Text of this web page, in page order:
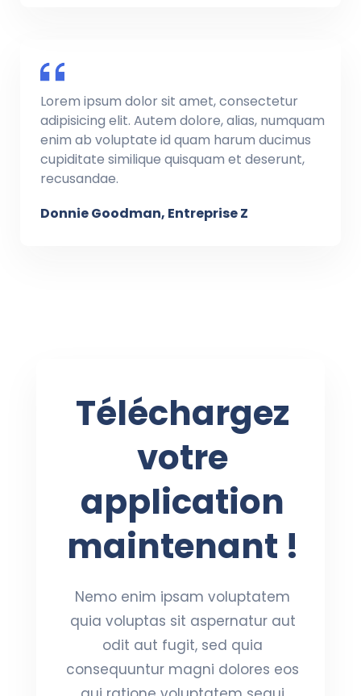
Lorem ipsum dolor sit amet, consectetur
adipisicing elit. Autem dolore, alias, numquam
enim ab voluptate id quam harum ducimus
cupiditate similique quisquam et deserunt,
recusandae.
Donnie Goodman, Entreprise Z
Téléchargez
votre
application
maintenant !
Nemo enim ipsam voluptatem
quia voluptas sit aspernatur aut
odit aut fugit, sed quia
consequuntur magni dolores eos